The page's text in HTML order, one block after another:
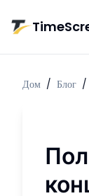
Дом / Блог /